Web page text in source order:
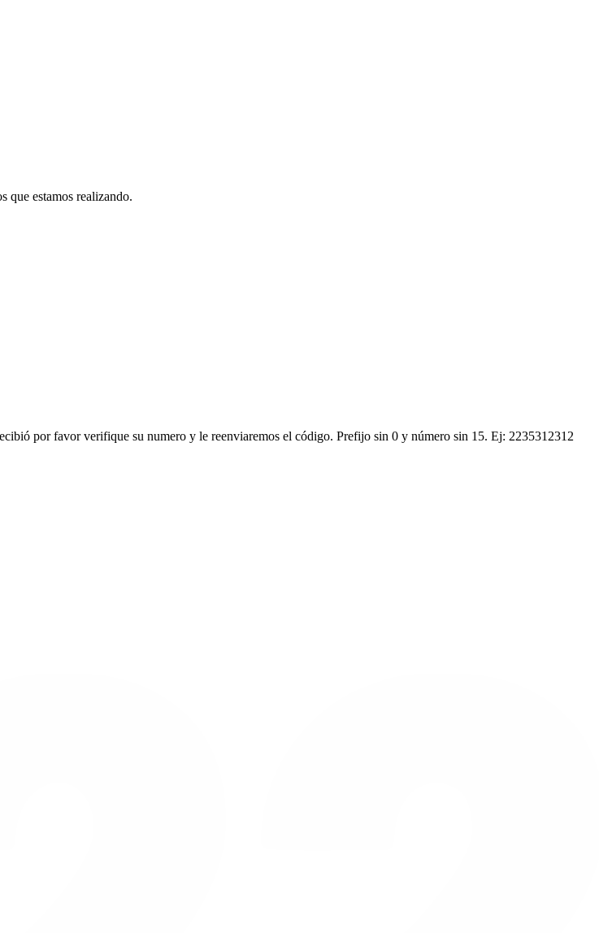
que estamos realizando.
por favor verifique su numero y le reenviaremos el código. Prefijo sin 0 y número sin 15. Ej: 2235312312